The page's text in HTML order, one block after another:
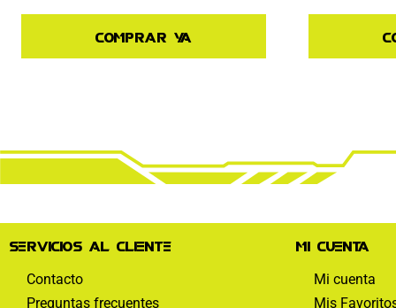
Comprar ya
Servicios al cliente
Contacto
Preguntas frecuentes
Mi cuenta
Mi cuenta
Mis